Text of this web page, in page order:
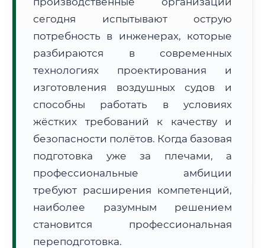
Расчет логистики оригиналов:
• Маршрут транзита:~3 129 км
• Экспресс-доставка СДЭК / Почтой:
📜 Документы и аккредитация ФИС ФРДО
Нажмите на документ для увеличения и просмотра
сегодня испытывают острую
потребность в инженерах, которые
разбираются в современных
технологиях проектирования и
изготовления воздушных судов и
способны работать в условиях
жёстких требований к качеству и
безопасности полётов. Когда базовая
подготовка уже за плечами, а
профессиональные амбиции
требуют расширения компетенций,
наиболее разумным решением
становится профессиональная
переподготовка.